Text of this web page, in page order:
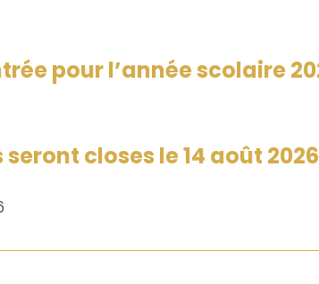
pour l’année scolaire
closes le 14 août